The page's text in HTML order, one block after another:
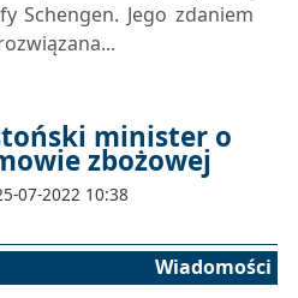
Schengen. Jego zdaniem
minister o
zbożowej
07-2022 10:38
Wiadomości